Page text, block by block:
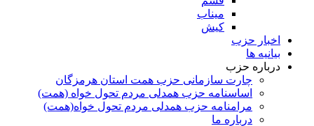
میناب
کیش
اخبار حزب
بیانیه ها
درباره حزب
چارت سازمانی حزب همت استان هرمزگان
اساسنامه حزب همدلی مردم تحول خواه (همت)
مرامنامه حزب همدلی مردم تحول خواه(همت)
درباره ما